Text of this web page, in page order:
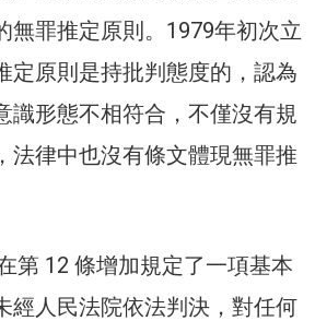
無罪推定原則。1979年初次立
定原則是持批判態度的，認為
識形態不相符合，不僅沒有規
法律中也沒有條文體現無罪推
第 12 條增加規定了一項基本
經人民法院依法判決，對任何